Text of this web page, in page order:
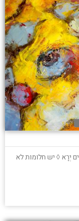
יְרָא ◊ יש חלומות לא